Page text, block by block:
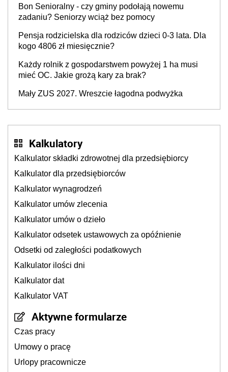
Bon Senioralny - czy gminy podołają nowemu
zadaniu? Seniorzy wciąż bez pomocy
Pensja rodzicielska dla rodziców dzieci 0-3 lata. Dla
kogo 4806 zł miesięcznie?
Każdy rolnik z gospodarstwem powyżej 1 ha musi
mieć OC. Jakie grożą kary za brak?
Mały ZUS 2027. Wreszcie łagodna podwyżka
Kalkulatory
Kalkulator składki zdrowotnej dla przedsiębiorcy
Kalkulator dla przedsiębiorców
Kalkulator wynagrodzeń
Kalkulator umów zlecenia
Kalkulator umów o dzieło
Kalkulator odsetek ustawowych za opóźnienie
Odsetki od zaległości podatkowych
Kalkulator ilości dni
Kalkulator dat
Kalkulator VAT
Aktywne formularze
Czas pracy
Umowy o pracę
Urlopy pracownicze